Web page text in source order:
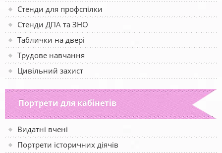
Стенди для профспілки
Стенди ДПА та ЗНО
Таблички на двері
Трудове навчання
Цивільний захист
Портрети для кабінетів
Видатні вчені
Портрети історичних діячів